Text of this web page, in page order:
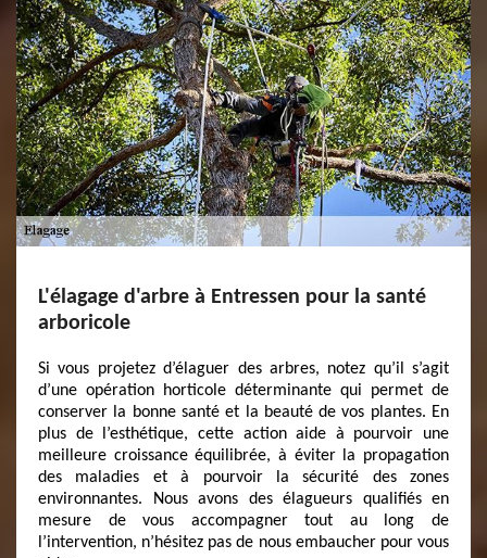
L'élagage d'arbre à Entressen pour la santé
arboricole
Si vous projetez d’élaguer des arbres, notez qu’il s’agit
d’une opération horticole déterminante qui permet de
conserver la bonne santé et la beauté de vos plantes. En
plus de l’esthétique, cette action aide à pourvoir une
meilleure croissance équilibrée, à éviter la propagation
des maladies et à pourvoir la sécurité des zones
environnantes. Nous avons des élagueurs qualifiés en
mesure de vous accompagner tout au long de
l’intervention, n’hésitez pas de nous embaucher pour vous